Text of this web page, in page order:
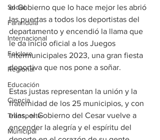
Social
Farandula
Internacional
Folclore
Regional
Educación
Ciencia
Transporte
Municipal
el Gobierno que lo hace mejor les abrió
las puertas a todos los deportistas del
departamento y encendió la llama que
le da inicio oficial a los Juegos
Intermunicipales 2023, una gran fiesta
deportiva que nos pone a soñar.
Estas justas representan la unión y la
fraternidad de los 25 municipios, y con
ellas, el Gobierno del Cesar vuelve a
encender la alegría y el espíritu del